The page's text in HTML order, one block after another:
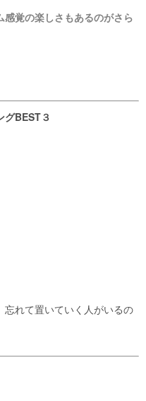
覚の楽しさもあるのがさら
グBEST３
れて置いていく人がいるの